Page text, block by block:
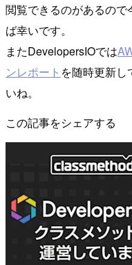
閲覧できるのがあるの
ば幸いです。
またDevelopersIOでは
ンレポート を随時更新し
いね。
この記事をシェアする